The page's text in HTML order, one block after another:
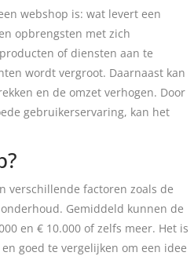
webshop is: wat levert een
opbrengsten met zich
of diensten aan te
wordt vergroot. Daarnaast kan
en de omzet verhogen. Door
gebruikerservaring, kan het
verschillende factoren zoals de
Gemiddeld kunnen de
en € 10.000 of zelfs meer. Het is
goed te vergelijken om een idee